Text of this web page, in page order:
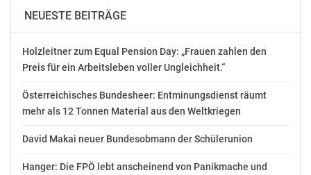
ORF trauert um Harald
In "Kultur"
NEUESTE BEITRÄGE
Holzleitner zum Equal Pension Day: „Frauen zahlen den
Preis für ein Arbeitsleben voller Ungleichheit.“
Österreichisches Bundesheer: Entminungsdienst räumt
mehr als 12 Tonnen Material aus den Weltkriegen
David Makai neuer Bundesobmann der Schülerunion
Hanger: Die FPÖ lebt anscheinend von Panikmache und